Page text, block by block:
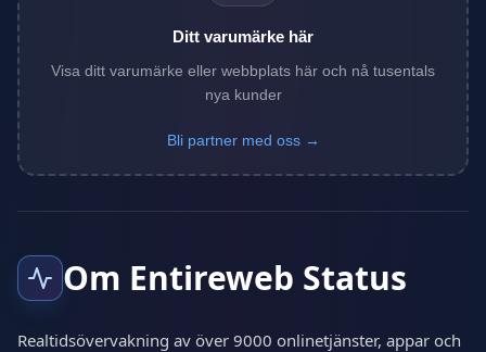
Ditt varumärke här
Visa ditt varumärke eller webbplats här och nå tusentals
nya kunder
Bli partner med oss →
Om Entireweb Status
Realtidsövervakning av över 9000 onlinetjänster, appar och